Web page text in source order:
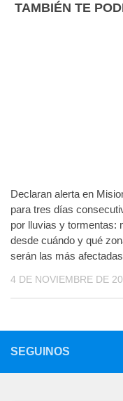
TAMBIÉN TE
Declaran alerta en
para tres días
por lluvias y tormentas:
desde cuándo y qué
serán las más afectadas
4 DE NOVIEMBRE DE
SEGUINOS